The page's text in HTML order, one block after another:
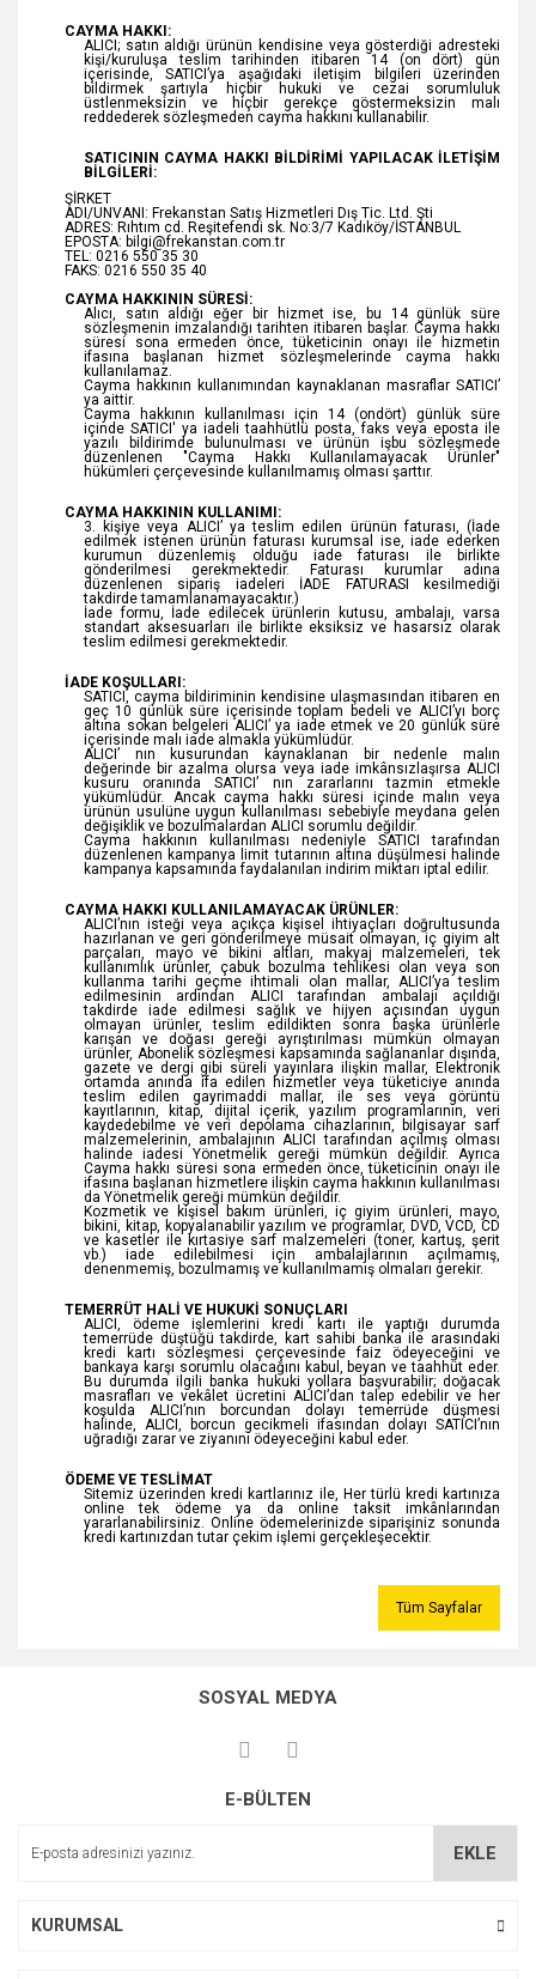
CAYMA HAKKI:
ALICI; satın aldığı ürünün kendisine veya gösterdiği adresteki
kişi/kuruluşa teslim tarihinden itibaren 14 (on dört) gün
içerisinde, SATICI’ya aşağıdaki iletişim bilgileri üzerinden
bildirmek şartıyla hiçbir hukuki ve cezai sorumluluk
üstlenmeksizin ve hiçbir gerekçe göstermeksizin malı
reddederek sözleşmeden cayma hakkını kullanabilir.
SATICININ CAYMA HAKKI BİLDİRİMİ YAPILACAK İLETİŞİM
BİLGİLERİ:
ŞİRKET
ADI/UNVANI: Frekanstan Satış Hizmetleri Dış Tic. Ltd. Şti
ADRES: Rıhtım cd. Reşitefendi sk. No:3/7 Kadıköy/İSTANBUL
EPOSTA: bilgi@frekanstan.com.tr
TEL: 0216 550 35 30
FAKS: 0216 550 35 40
CAYMA HAKKININ SÜRESİ:
Alıcı, satın aldığı eğer bir hizmet ise, bu 14 günlük süre
sözleşmenin imzalandığı tarihten itibaren başlar. Cayma hakkı
süresi sona ermeden önce, tüketicinin onayı ile hizmetin
ifasına başlanan hizmet sözleşmelerinde cayma hakkı
kullanılamaz.
Cayma hakkının kullanımından kaynaklanan masraflar SATICI’
ya aittir.
Cayma hakkının kullanılması için 14 (ondört) günlük süre
içinde SATICI' ya iadeli taahhütlü posta, faks veya eposta ile
yazılı bildirimde bulunulması ve ürünün işbu sözleşmede
düzenlenen "Cayma Hakkı Kullanılamayacak Ürünler"
hükümleri çerçevesinde kullanılmamış olması şarttır.
CAYMA HAKKININ KULLANIMI:
3. kişiye veya ALICI’ ya teslim edilen ürünün faturası, (İade
edilmek istenen ürünün faturası kurumsal ise, iade ederken
kurumun düzenlemiş olduğu iade faturası ile birlikte
gönderilmesi gerekmektedir. Faturası kurumlar adına
düzenlenen sipariş iadeleri İADE FATURASI kesilmediği
takdirde tamamlanamayacaktır.)
İade formu, İade edilecek ürünlerin kutusu, ambalajı, varsa
standart aksesuarları ile birlikte eksiksiz ve hasarsız olarak
teslim edilmesi gerekmektedir.
İADE KOŞULLARI:
SATICI, cayma bildiriminin kendisine ulaşmasından itibaren en
geç 10 günlük süre içerisinde toplam bedeli ve ALICI’yı borç
altına sokan belgeleri ALICI’ ya iade etmek ve 20 günlük süre
içerisinde malı iade almakla yükümlüdür.
ALICI’ nın kusurundan kaynaklanan bir nedenle malın
değerinde bir azalma olursa veya iade imkânsızlaşırsa ALICI
kusuru oranında SATICI’ nın zararlarını tazmin etmekle
yükümlüdür. Ancak cayma hakkı süresi içinde malın veya
ürünün usulüne uygun kullanılması sebebiyle meydana gelen
değişiklik ve bozulmalardan ALICI sorumlu değildir.
Cayma hakkının kullanılması nedeniyle SATICI tarafından
düzenlenen kampanya limit tutarının altına düşülmesi halinde
kampanya kapsamında faydalanılan indirim miktarı iptal edilir.
CAYMA HAKKI KULLANILAMAYACAK ÜRÜNLER:
ALICI’nın isteği veya açıkça kişisel ihtiyaçları doğrultusunda
hazırlanan ve geri gönderilmeye müsait olmayan, iç giyim alt
parçaları, mayo ve bikini altları, makyaj malzemeleri, tek
kullanımlık ürünler, çabuk bozulma tehlikesi olan veya son
kullanma tarihi geçme ihtimali olan mallar, ALICI’ya teslim
edilmesinin ardından ALICI tarafından ambalajı açıldığı
takdirde iade edilmesi sağlık ve hijyen açısından uygun
olmayan ürünler, teslim edildikten sonra başka ürünlerle
karışan ve doğası gereği ayrıştırılması mümkün olmayan
ürünler, Abonelik sözleşmesi kapsamında sağlananlar dışında,
gazete ve dergi gibi süreli yayınlara ilişkin mallar, Elektronik
ortamda anında ifa edilen hizmetler veya tüketiciye anında
teslim edilen gayrimaddi mallar, ile ses veya görüntü
kayıtlarının, kitap, dijital içerik, yazılım programlarının, veri
kaydedebilme ve veri depolama cihazlarının, bilgisayar sarf
malzemelerinin, ambalajının ALICI tarafından açılmış olması
halinde iadesi Yönetmelik gereği mümkün değildir. Ayrıca
Cayma hakkı süresi sona ermeden önce, tüketicinin onayı ile
ifasına başlanan hizmetlere ilişkin cayma hakkının kullanılması
da Yönetmelik gereği mümkün değildir.
Kozmetik ve kişisel bakım ürünleri, iç giyim ürünleri, mayo,
bikini, kitap, kopyalanabilir yazılım ve programlar, DVD, VCD, CD
ve kasetler ile kırtasiye sarf malzemeleri (toner, kartuş, şerit
vb.) iade edilebilmesi için ambalajlarının açılmamış,
denenmemiş, bozulmamış ve kullanılmamış olmaları gerekir.
TEMERRÜT HALİ VE HUKUKİ SONUÇLARI
ALICI, ödeme işlemlerini kredi kartı ile yaptığı durumda
temerrüde düştüğü takdirde, kart sahibi banka ile arasındaki
kredi kartı sözleşmesi çerçevesinde faiz ödeyeceğini ve
bankaya karşı sorumlu olacağını kabul, beyan ve taahhüt eder.
Bu durumda ilgili banka hukuki yollara başvurabilir; doğacak
masrafları ve vekâlet ücretini ALICI’dan talep edebilir ve her
koşulda ALICI’nın borcundan dolayı temerrüde düşmesi
halinde, ALICI, borcun gecikmeli ifasından dolayı SATICI’nın
uğradığı zarar ve ziyanını ödeyeceğini kabul eder.
ÖDEME VE TESLİMAT
Sitemiz üzerinden kredi kartlarınız ile, Her türlü kredi kartınıza
online tek ödeme ya da online taksit imkânlarından
yararlanabilirsiniz. Online ödemelerinizde siparişiniz sonunda
kredi kartınızdan tutar çekim işlemi gerçekleşecektir.
Tüm Sayfalar
SOSYAL MEDYA
E-BÜLTEN
EKLE
KURUMSAL